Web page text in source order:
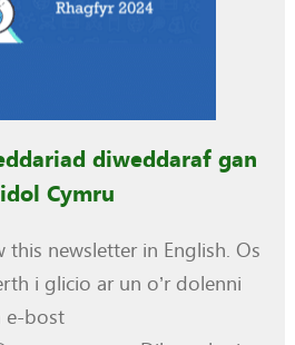
diweddaraf gan
Cymru
newsletter in English. Os
i glicio ar un o’r dolenni
e-bost